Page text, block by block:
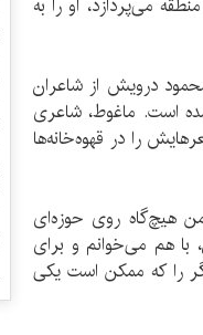
می‌پردازد، او را به
درویش از شاعران
است. ماغوط، شاعری
را در قهوه‌خانه‌ها
هیچ‌گاه روی حوزه‌ای
به طور همزمان، با هم می‌خوانم و برای
را که ممکن است یکی